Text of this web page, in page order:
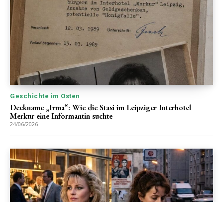
Geschichte im Osten
Deckname „Irma“: Wie die Stasi im Leipziger Interhotel
Merkur eine Informantin suchte
24/06/2026